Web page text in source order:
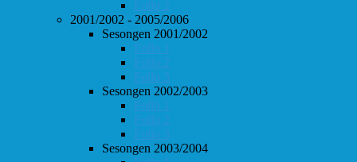
Follo 2
2001/2002 - 2005/2006
Sesongen 2001/2002
Follo 1
Follo 2
Follo 3
Sesongen 2002/2003
Follo 1
Follo 2
Follo 3
Sesongen 2003/2004